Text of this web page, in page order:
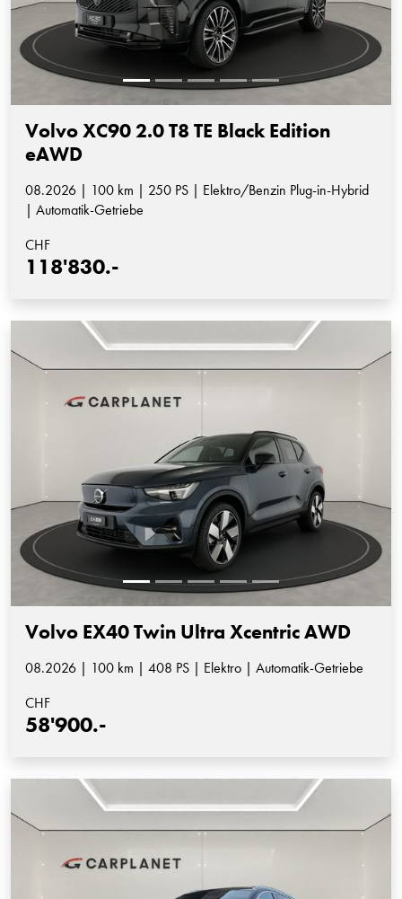
Volvo XC90 2.0 T8 TE Black Edition
eAWD
08.2026 | 100 km | 250 PS | Elektro/Benzin Plug-in-Hybrid
| Automatik-Getriebe
CHF
118'830.-
Volvo EX40 Twin Ultra Xcentric AWD
08.2026 | 100 km | 408 PS | Elektro | Automatik-Getriebe
CHF
58'900.-